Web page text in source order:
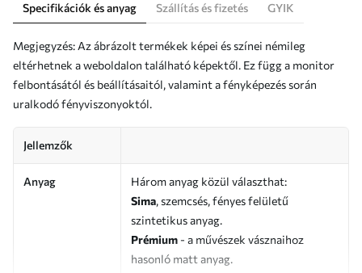
Specifikációk és anyag Szállítás és fizetés GYIK
Megjegyzés: Az ábrázolt termékek képei és színei némileg
eltérhetnek a weboldalon található képektől. Ez függ a monitor
felbontásától és beállításaitól, valamint a fényképezés során
uralkodó fényviszonyoktól.
Jellemzők
Anyag
Három anyag közül választhat:
Sima, szemcsés, fényes felületű
szintetikus anyag.
Prémium - a művészek vásznaihoz
hasonló matt anyag.